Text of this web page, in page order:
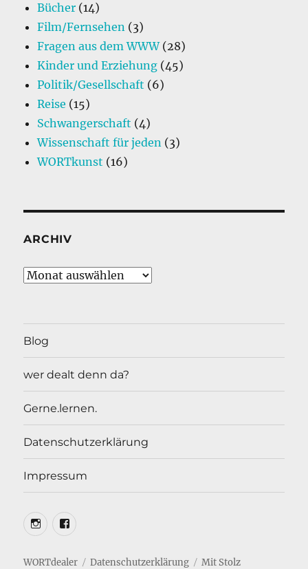
Bücher (14)
Film/Fernsehen (3)
Fragen aus dem WWW(28)
Kinder und Erziehung (45)
Politik/Gesellschaft (6)
Reise (15)
Schwangerschaft (4)
Wissenschaft für jeden (3)
WORTkunst (16)
ARCHIV
Archiv
Blog
wer dealt denn da?
Gerne.lernen.
Datenschutzerklärung
Impressum
InstaFacebook
WORTdealer Datenschutzerklärung Mit Stolz